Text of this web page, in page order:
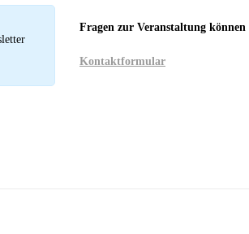
Fragen zur Veranstaltung
Kontaktformular